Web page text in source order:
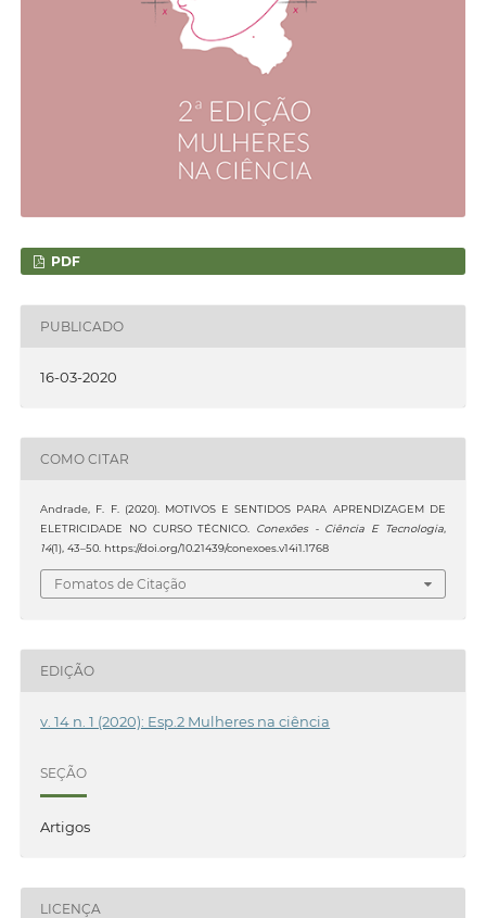
PDF
PUBLICADO
16-03-2020
COMO CITAR
Andrade, F. F. (2020). MOTIVOS E SENTIDOS PARA APRENDIZAGEM DE
ELETRICIDADE NO CURSO TÉCNICO. Conexões - Ciência E Tecnologia,
14(1), 43–50. https://doi.org/10.21439/conexoes.v14i1.1768
Fomatos de Citação
EDIÇÃO
v. 14 n. 1 (2020): Esp.2 Mulheres na ciência
SEÇÃO
Artigos
LICENÇA